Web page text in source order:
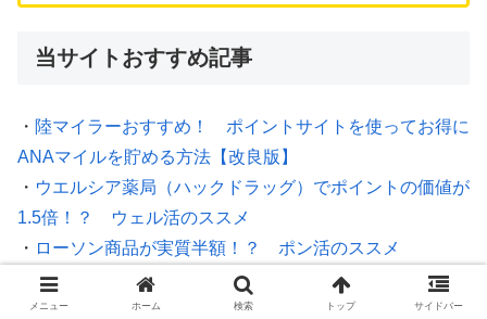
当サイトおすすめ記事
・ 陸マイラーおすすめ！ ポイントサイトを使ってお得に
ANAマイルを貯める方法【改良版】
・ ウエルシア薬局（ハックドラッグ）でポイントの価値が
1.5倍！？ ウェル活のススメ
・ ローソン商品が実質半額！？ ポン活のススメ
ノジマでポイントの価値が1.5倍で実質3割引き！？ ノ
ジ活のススメ
メニュー ホーム 検索 トップ サイドバー